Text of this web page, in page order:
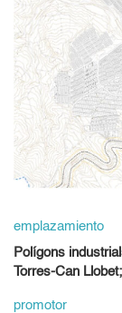
emplazamiento
Polígons
Torres-Can
promotor